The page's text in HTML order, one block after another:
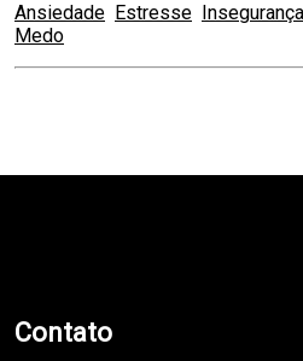
Ansiedade Estresse Insegurança
Medo
Contato